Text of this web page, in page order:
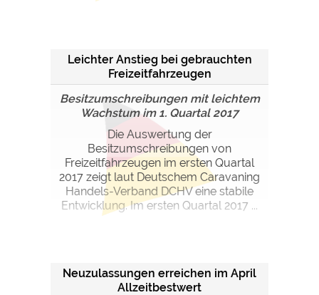
Leichter Anstieg bei gebrauchten
Freizeitfahrzeugen
Besitzumschreibungen mit leichtem
Wachstum im 1. Quartal 2017
Die Auswertung der
Besitzumschreibungen von
Freizeitfahrzeugen im ersten Quartal
2017 zeigt laut Deutschem Caravaning
Handels-Verband DCHV eine stabile
Entwicklung. Im ersten Quartal 2017 ...
Neuzulassungen erreichen im April
Allzeitbestwert